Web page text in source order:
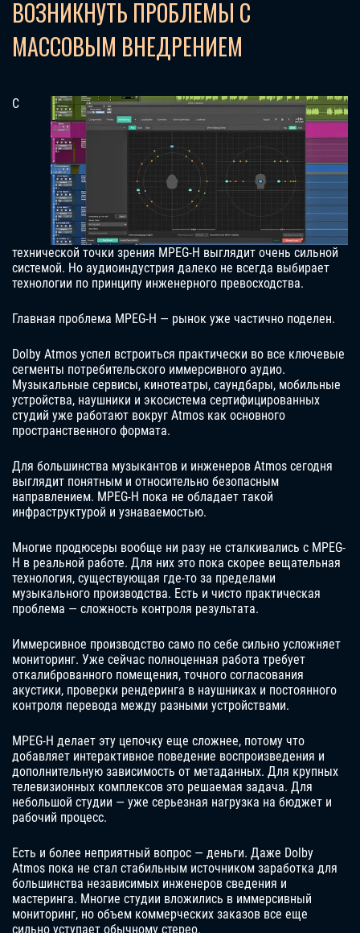
ВОЗНИКНУТЬ ПРОБЛЕМЫ С
МАССОВЫМ ВНЕДРЕНИЕМ
С
технической точки зрения MPEG-H выглядит очень сильной
системой. Но аудиоиндустрия далеко не всегда выбирает
технологии по принципу инженерного превосходства.
Главная проблема MPEG-H — рынок уже частично поделен.
Dolby Atmos успел встроиться практически во все ключевые
сегменты потребительского иммерсивного аудио.
Музыкальные сервисы, кинотеатры, саундбары, мобильные
устройства, наушники и экосистема сертифицированных
студий уже работают вокруг Atmos как основного
пространственного формата.
Для большинства музыкантов и инженеров Atmos сегодня
выглядит понятным и относительно безопасным
направлением. MPEG-H пока не обладает такой
инфраструктурой и узнаваемостью.
Многие продюсеры вообще ни разу не сталкивались с MPEG-
H в реальной работе. Для них это пока скорее вещательная
технология, существующая где-то за пределами
музыкального производства. Есть и чисто практическая
проблема — сложность контроля результата.
Иммерсивное производство само по себе сильно усложняет
мониторинг. Уже сейчас полноценная работа требует
откалиброванного помещения, точного согласования
акустики, проверки рендеринга в наушниках и постоянного
контроля перевода между разными устройствами.
MPEG-H делает эту цепочку еще сложнее, потому что
добавляет интерактивное поведение воспроизведения и
дополнительную зависимость от метаданных. Для крупных
телевизионных комплексов это решаемая задача. Для
небольшой студии — уже серьезная нагрузка на бюджет и
рабочий процесс.
Есть и более неприятный вопрос — деньги. Даже Dolby
Atmos пока не стал стабильным источником заработка для
большинства независимых инженеров сведения и
мастеринга. Многие студии вложились в иммерсивный
мониторинг, но объем коммерческих заказов все еще
сильно уступает обычному стерео.